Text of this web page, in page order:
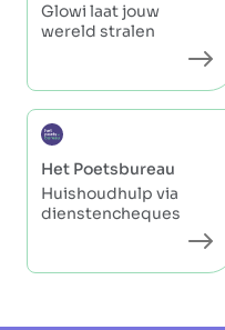
Glowi laat jouw
wereld stralen
Het Poetsbureau
Huishoudhulp via
dienstencheques